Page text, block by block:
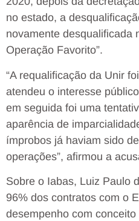
no estado, a
novamente desqualificada
Operação Favorito”.
“A requalificação da Unir
atendeu o interesse
em seguida foi uma
aparência de
ímprobos já haviam sido
operações”, afirmou a
Sobre o Iabas, Luiz Paulo
96% dos contratos com o
desempenho com